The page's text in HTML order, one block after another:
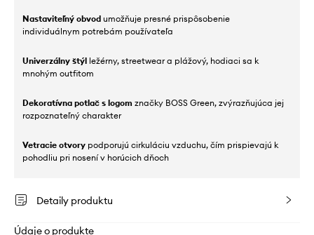
Nastaviteľný obvod umožňuje presné prispôsobenie
individuálnym potrebám používateľa
Univerzálny štýl ležérny, streetwear a plážový, hodiaci sa k
mnohým outfitom
Dekoratívna potlač s logom značky BOSS Green, zvýrazňujúca jej
rozpoznateľný charakter
Vetracie otvory podporujú cirkuláciu vzduchu, čím prispievajú k
pohodliu pri nosení v horúcich dňoch
Detaily produktu
Údaje o produkte